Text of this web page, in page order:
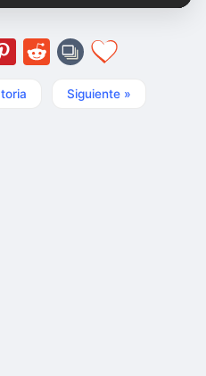
Siguiente »